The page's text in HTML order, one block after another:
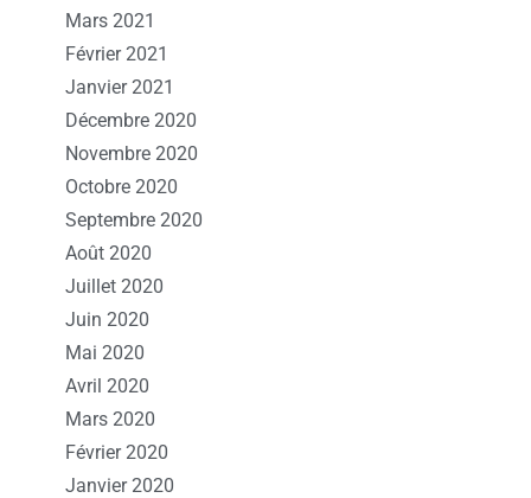
Mars 2021
Février 2021
Janvier 2021
Décembre 2020
Novembre 2020
Octobre 2020
Septembre 2020
Août 2020
Juillet 2020
Juin 2020
Mai 2020
Avril 2020
Mars 2020
Février 2020
Janvier 2020